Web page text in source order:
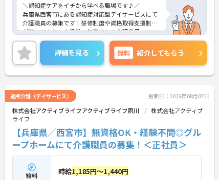
＼認知症ケアをイチから学べる職場です♪／
兵庫県西宮市にある認知症対応型デイサービスにて
介護職員の募集です！研修制度や資格取得支援制度
が整っており、未経験・無資格から介護業界へチャ
レンジしたい方にもおすすめです◎育児・介護休業
制度や食事補助など福利厚生も充実。無理なく働き
ながらスキルアップを目指せる環境です♪ご興味の
ある方には、面接対策ポイントなど、さらに詳細を
お話しいたしますのでお気軽にご相談ください！
■ 未経験から安心スタート♪
介護のお仕事が初めての方も挑戦しやすい環境で
す。
・無資格、未経験から応募可能
・研修制度あり
・資格取得支援制度あり
・段階的に知識や技術を習得可能
→ 働きながら着実にスキルアップを目指せます♪
詳細を見る 無料 紹介してもらう
通所介護（デイサービス） 更新日：2026年08月07日
株式会社アクティブライフアクティブライフ夙川
株式会社アクティブ
ライフ
【兵庫県／西宮市】無資格OK・経験不問◎グル
ープホームにて介護職員の募集！＜正社員＞
給料 時給1,185円～1,440円